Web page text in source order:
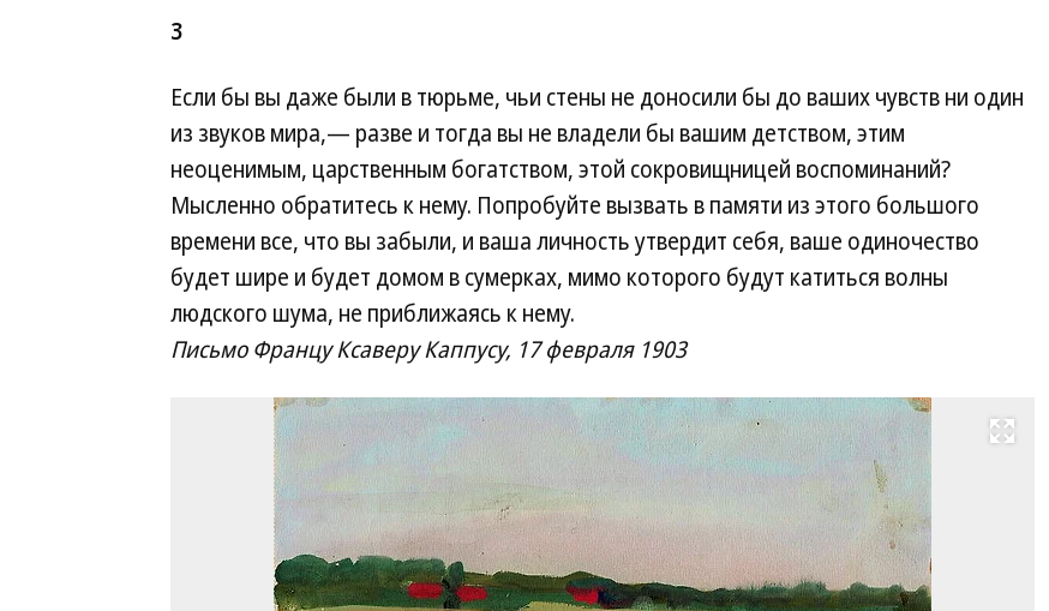
3
Если бы вы даже были в тюрьме, чьи стены не доносили бы до ваших чувств ни один
из звуков мира,— разве и тогда вы не владели бы вашим детством, этим
неоценимым, царственным богатством, этой сокровищницей воспоминаний?
Мысленно обратитесь к нему. Попробуйте вызвать в памяти из этого большого
времени все, что вы забыли, и ваша личность утвердит себя, ваше одиночество
будет шире и будет домом в сумерках, мимо которого будут катиться волны
людского шума, не приближаясь к нему.
Письмо Францу Ксаверу Каппусу, 17 февраля 1903
Развернуть на весь экран